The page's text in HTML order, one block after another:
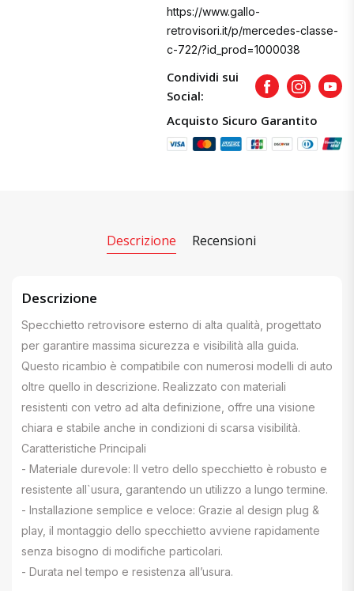
https://www.gallo-
retrovisori.it/p/mercedes-classe-
c-722/?id_prod=1000038
Condividi sui
Social:
FacebookInstagram
Acquisto Sicuro Garantito
Descrizione Recensioni
Descrizione
Specchietto retrovisore esterno di alta qualità, progettato
per garantire massima sicurezza e visibilità alla guida.
Questo ricambio è compatibile con numerosi modelli di auto
oltre quello in descrizione. Realizzato con materiali
resistenti con vetro ad alta definizione, offre una visione
chiara e stabile anche in condizioni di scarsa visibilità.
Caratteristiche Principali
- Materiale durevole: Il vetro dello specchietto è robusto e
resistente all`usura, garantendo un utilizzo a lungo termine.
- Installazione semplice e veloce: Grazie al design plug &
play, il montaggio dello specchietto avviene rapidamente
senza bisogno di modifiche particolari.
- Durata nel tempo e resistenza all’usura.